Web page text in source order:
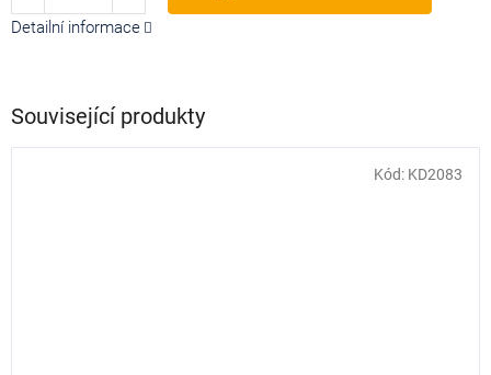
Detailní informace
Související produkty
Kód: KD2083